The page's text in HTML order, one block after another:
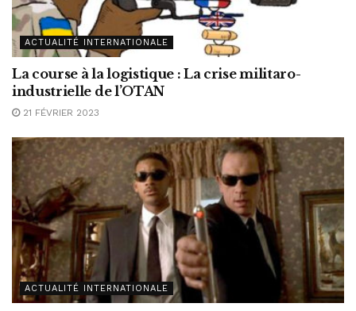
ACTUALITÉ INTERNATIONALE
La course à la logistique : La crise militaro-
industrielle de l’OTAN
21 FÉVRIER 2023
ACTUALITÉ INTERNATIONALE